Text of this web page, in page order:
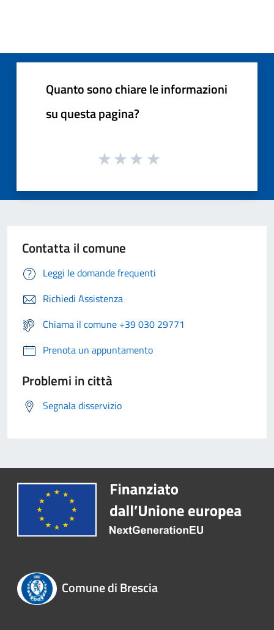
Quanto sono chiare le informazioni
su questa pagina?
Contatta il comune
Leggi le domande frequenti
Richiedi Assistenza
Chiama il comune +39 030 29771
Prenota un appuntamento
Problemi in città
Segnala disservizio
Comune di Brescia